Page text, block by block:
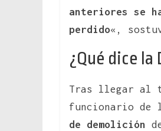
anteriores se
perdido«,
¿Qué dice
Tras llegar al
funcionario de
de demolición